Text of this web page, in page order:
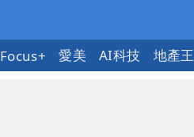
Focus+ 愛美 AI科技 地產王